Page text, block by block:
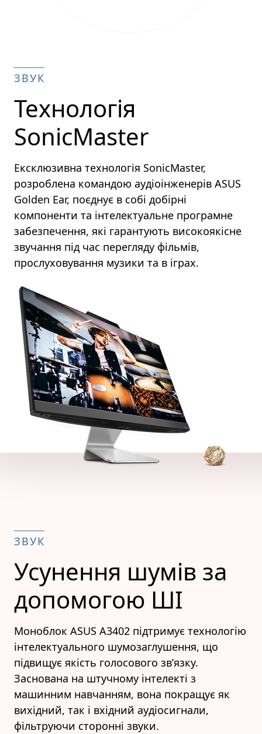
ЗВУК
Технологія
SonicMaster
Ексклюзивна технологія SonicMaster,
розроблена командою аудіоінженерів ASUS
Golden Ear, поєднує в собі добірні
компоненти та інтелектуальне програмне
забезпечення, які гарантують високоякісне
звучання під час перегляду фільмів,
прослуховування музики та в іграх.
ЗВУК
Усунення шумів за
допомогою ШІ
Моноблок ASUS A3402 підтримує технологію
інтелектуального шумозаглушення, що
підвищує якість голосового зв’язку.
Заснована на штучному інтелекті з
машинним навчанням, вона покращує як
вихідний, так і вхідний аудіосигнали,
фільтруючи сторонні звуки.